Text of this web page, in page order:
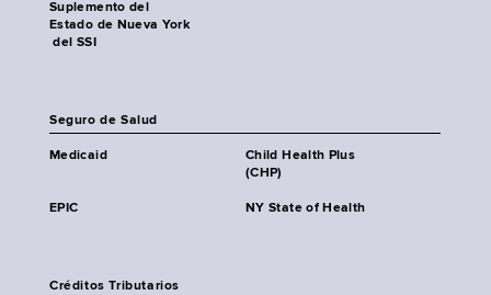
Suplemento del
Estado de Nueva York
del SSI
Seguro de Salud
Medicaid
Child Health Plus
(CHP)
EPIC NY State of Health
Créditos Tributarios